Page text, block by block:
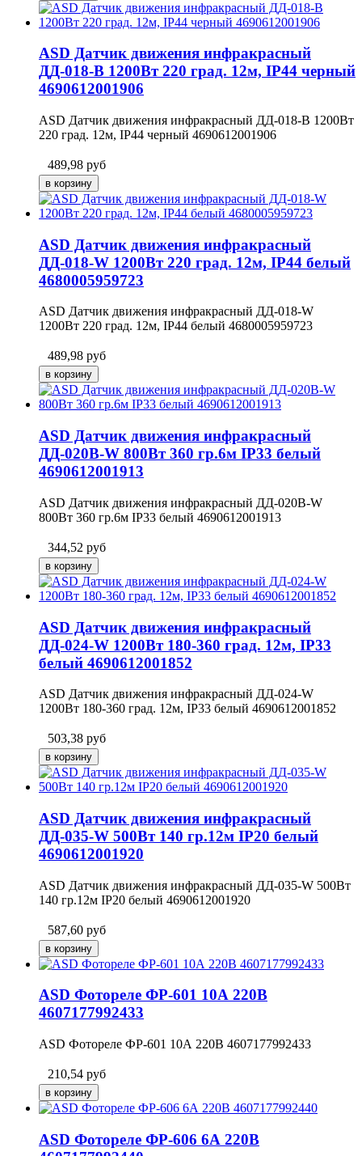
ASD Датчик движения инфракрасный
ДД-018-B 1200Вт 220 град. 12м, IP44 черный
4690612001906
ASD Датчик движения инфракрасный ДД-018-B 1200Вт
220 град. 12м, IP44 черный 4690612001906
489,98 руб
ASD Датчик движения инфракрасный
ДД-018-W 1200Вт 220 град. 12м, IP44 белый
4680005959723
ASD Датчик движения инфракрасный ДД-018-W
1200Вт 220 град. 12м, IP44 белый 4680005959723
489,98 руб
ASD Датчик движения инфракрасный
ДД-020B-W 800Вт 360 гр.6м IP33 белый
4690612001913
ASD Датчик движения инфракрасный ДД-020B-W
800Вт 360 гр.6м IP33 белый 4690612001913
344,52 руб
ASD Датчик движения инфракрасный
ДД-024-W 1200Вт 180-360 град. 12м, IP33
белый 4690612001852
ASD Датчик движения инфракрасный ДД-024-W
1200Вт 180-360 град. 12м, IP33 белый 4690612001852
503,38 руб
ASD Датчик движения инфракрасный
ДД-035-W 500Вт 140 гр.12м IP20 белый
4690612001920
ASD Датчик движения инфракрасный ДД-035-W 500Вт
140 гр.12м IP20 белый 4690612001920
587,60 руб
ASD Фотореле ФР-601 10А 220В
4607177992433
ASD Фотореле ФР-601 10А 220В 4607177992433
210,54 руб
ASD Фотореле ФР-606 6А 220В